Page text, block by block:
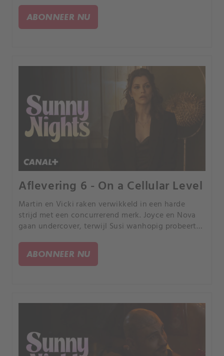
gevaarlijke aandacht.
ABONNEER NU
Aflevering 6 - On a Cellular Level
Martin en Vicki raken verwikkeld in een harde
strijd met een concurrerend merk. Joyce en Nova
gaan undercover, terwijl Susi wanhopig probeert
ABONNEER NU